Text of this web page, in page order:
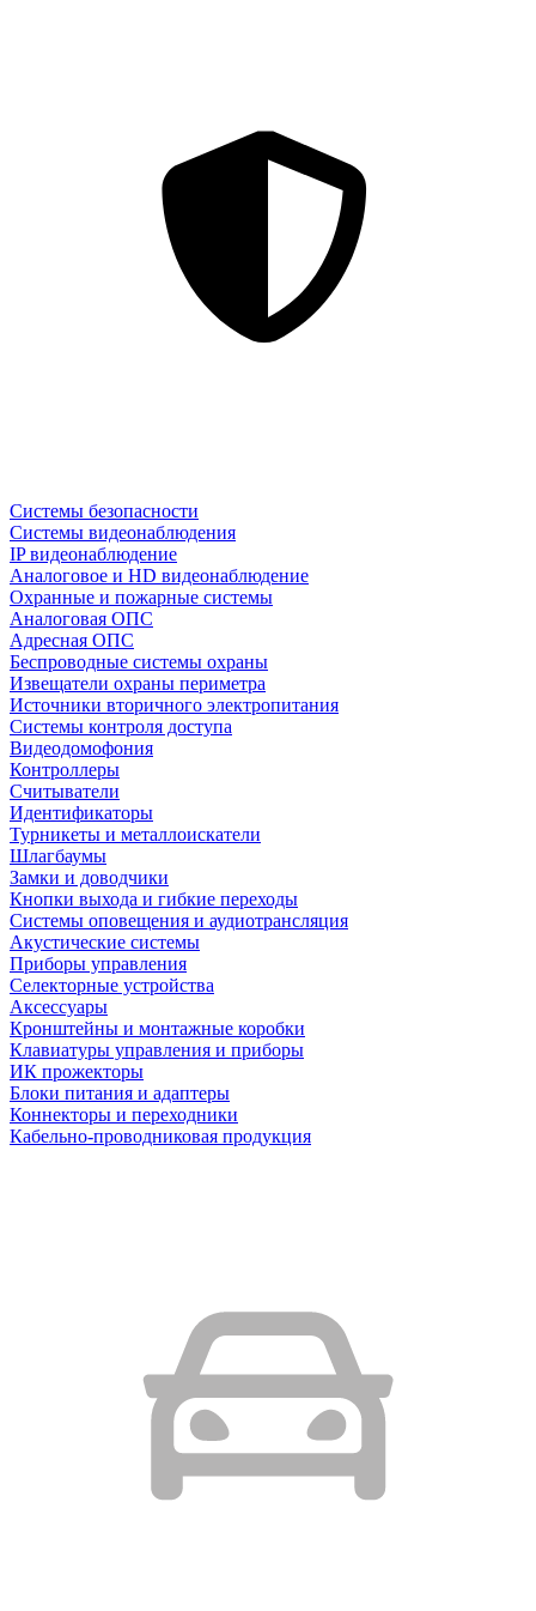
Системы безопасности
Системы видеонаблюдения
IP видеонаблюдение
Аналоговое и HD видеонаблюдение
Охранные и пожарные системы
Аналоговая ОПС
Адресная ОПС
Беспроводные системы охраны
Извещатели охраны периметра
Источники вторичного электропитания
Системы контроля доступа
Видеодомофония
Контроллеры
Считыватели
Идентификаторы
Турникеты и металлоискатели
Шлагбаумы
Замки и доводчики
Кнопки выхода и гибкие переходы
Системы оповещения и аудиотрансляция
Акустические системы
Приборы управления
Селекторные устройства
Аксессуары
Кронштейны и монтажные коробки
Клавиатуры управления и приборы
ИК прожекторы
Блоки питания и адаптеры
Коннекторы и переходники
Кабельно-проводниковая продукция